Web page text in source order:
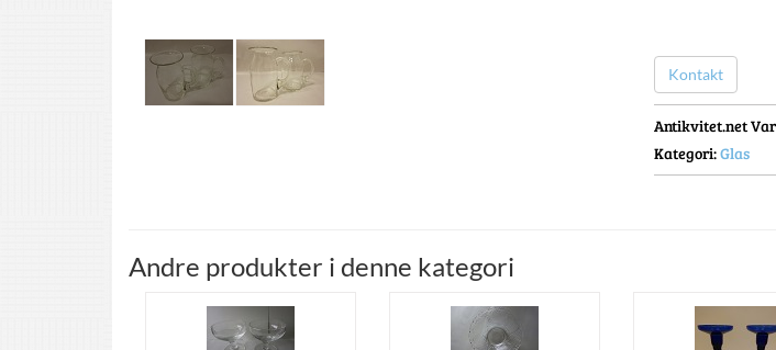
Kontakt
Antikvitet.net
Kategori:Glas
Andre produkter i denne kategori